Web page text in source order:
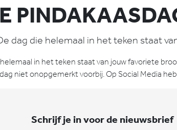
dag die helemaal in het teken staat
in het teken staat van jouw favoriete
niet onopgemerkt voorbij. Op Social Media
Schrijf je in voor de nieuwsbrief